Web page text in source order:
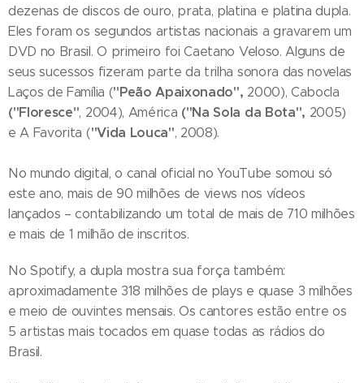
dezenas de discos de ouro, prata, platina e platina dupla.
Eles foram os segundos artistas nacionais a gravarem um
DVD no Brasil. O primeiro foi Caetano Veloso. Alguns de
seus sucessos fizeram parte da trilha sonora das novelas
Laços de Família ("Peão Apaixonado", 2000), Cabocla
("Floresce", 2004), América ("Na Sola da Bota", 2005)
e A Favorita ("Vida Louca", 2008).
No mundo digital, o canal oficial no YouTube somou só
este ano, mais de 90 milhões de views nos vídeos
lançados – contabilizando um total de mais de 710 milhões
e mais de 1 milhão de inscritos.
No Spotify, a dupla mostra sua força também:
aproximadamente 318 milhões de plays e quase 3 milhões
e meio de ouvintes mensais. Os cantores estão entre os
5 artistas mais tocados em quase todas as rádios do
Brasil.